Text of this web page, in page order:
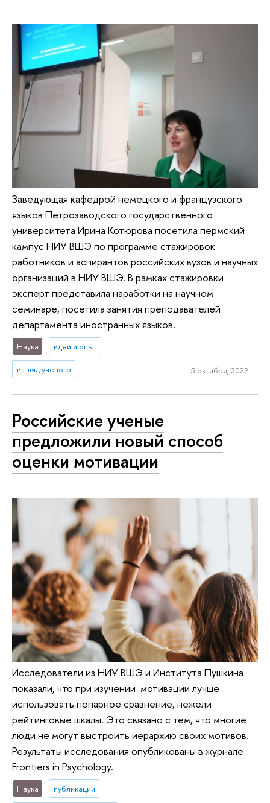
Заведующая кафедрой немецкого и французского
языков Петрозаводского государственного
университета Ирина Котюрова посетила пермский
кампус НИУ ВШЭ по программе стажировок
работников и аспирантов российских вузов и научных
организаций в НИУ ВШЭ. В рамках стажировки
эксперт представила наработки на научном
семинаре, посетила занятия преподавателей
департамента иностранных языков.
Наука идеи и опыт
взгляд ученого 5 октября, 2022 г.
Российские ученые
предложили новый способ
оценки мотивации
Исследователи из НИУ ВШЭ и Института Пушкина
показали, что при изучении мотивации лучше
использовать попарное сравнение, нежели
рейтинговые шкалы. Это связано с тем, что многие
люди не могут выстроить иерархию своих мотивов.
Результаты исследования опубликованы в журнале
Frontiers in Psychology.
Наука публикации